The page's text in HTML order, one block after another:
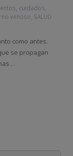
cuidados
venoso SALUD
como antes.
se propagan